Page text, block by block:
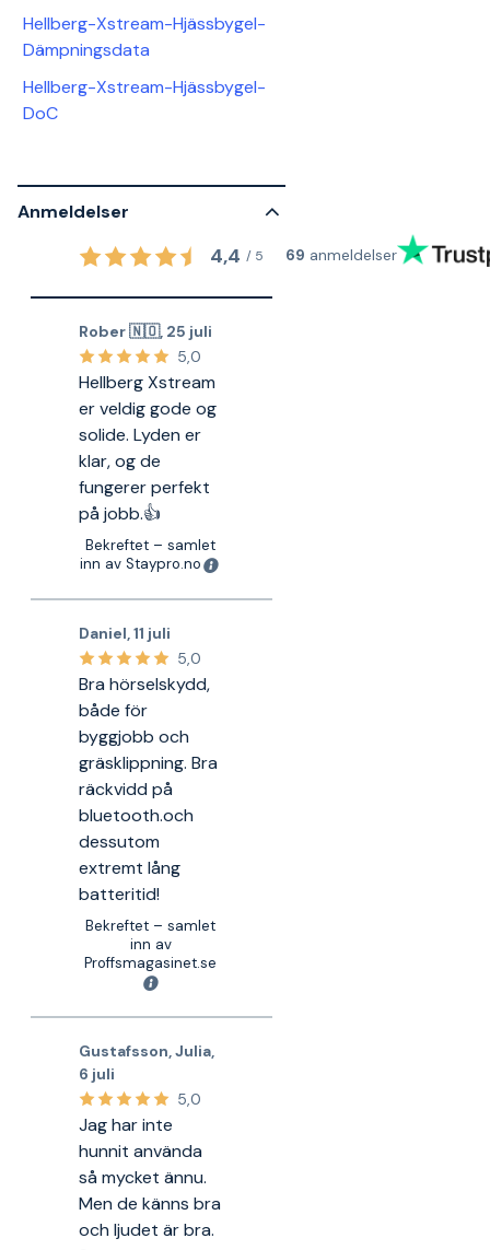
Hellberg-Xstream-Hjässbygel-
Dämpningsdata
Hellberg-Xstream-Hjässbygel-
DoC
Anmeldelser
4,4 / 5 69 anmeldelser
Rober 🇳🇴, 25 juli
5,0
Hellberg Xstream
er veldig gode og
solide. Lyden er
klar, og de
fungerer perfekt
på jobb.👍
Bekreftet – samlet
inn av Staypro.no
Daniel ,11 juli
5,0
Bra hörselskydd,
både för
byggjobb och
gräsklippning. Bra
räckvidd på
bluetooth.och
dessutom
extremt lång
batteritid!
Bekreftet – samlet
inn av
Proffsmagasinet.se
Gustafsson, Julia
6 juli
5,0
Jag har inte
hunnit använda
så mycket ännu.
Men de känns bra
och ljudet är bra.